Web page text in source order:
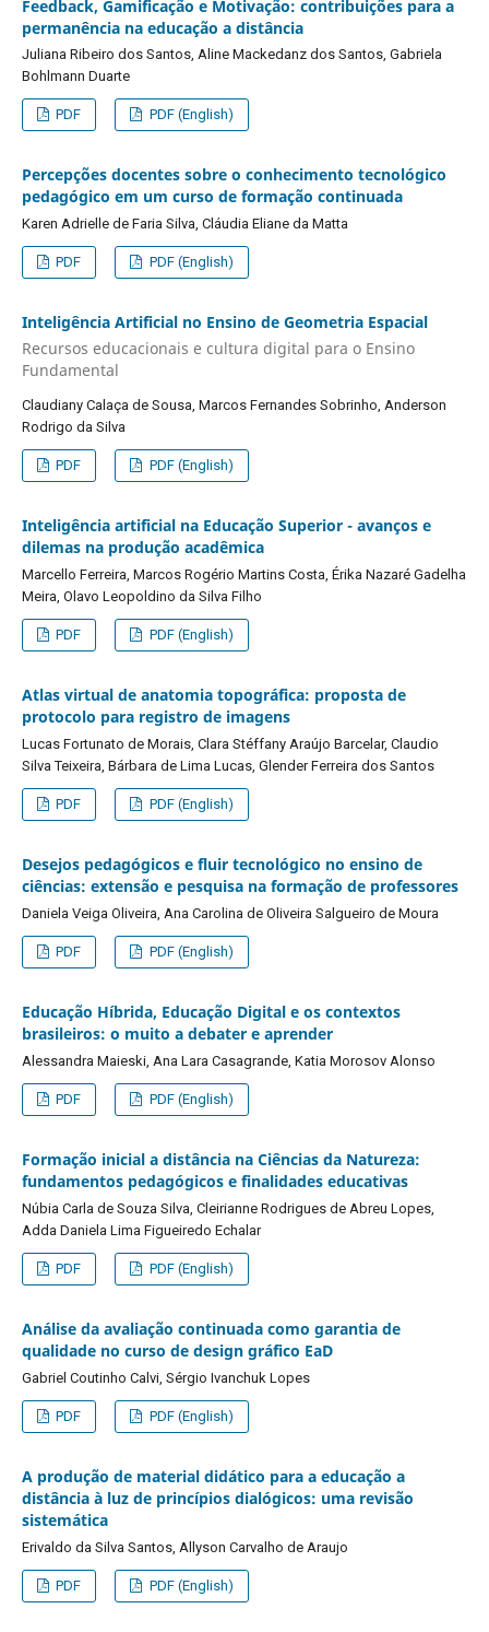
Feedback, Gamificação e Motivação: contribuições para a
permanência na educação a distância
Juliana Ribeiro dos Santos, Aline Mackedanz dos Santos, Gabriela
Bohlmann Duarte
PDF PDF (English)
Percepções docentes sobre o conhecimento tecnológico
pedagógico em um curso de formação continuada
Karen Adrielle de Faria Silva, Cláudia Eliane da Matta
PDF PDF (English)
Inteligência Artificial no Ensino de Geometria Espacial
Recursos educacionais e cultura digital para o Ensino
Fundamental
Claudiany Calaça de Sousa, Marcos Fernandes Sobrinho, Anderson
Rodrigo da Silva
PDF PDF (English)
Inteligência artificial na Educação Superior - avanços e
dilemas na produção acadêmica
Marcello Ferreira, Marcos Rogério Martins Costa, Érika Nazaré Gadelha
Meira, Olavo Leopoldino da Silva Filho
PDF PDF (English)
Atlas virtual de anatomia topográfica: proposta de
protocolo para registro de imagens
Lucas Fortunato de Morais, Clara Stéffany Araújo Barcelar, Claudio
Silva Teixeira, Bárbara de Lima Lucas, Glender Ferreira dos Santos
PDF PDF (English)
Desejos pedagógicos e fluir tecnológico no ensino de
ciências: extensão e pesquisa na formação de professores
Daniela Veiga Oliveira, Ana Carolina de Oliveira Salgueiro de Moura
PDF PDF (English)
Educação Híbrida, Educação Digital e os contextos
brasileiros: o muito a debater e aprender
Alessandra Maieski, Ana Lara Casagrande, Katia Morosov Alonso
PDF PDF (English)
Formação inicial a distância na Ciências da Natureza:
fundamentos pedagógicos e finalidades educativas
Núbia Carla de Souza Silva, Cleirianne Rodrigues de Abreu Lopes,
Adda Daniela Lima Figueiredo Echalar
PDF PDF (English)
Análise da avaliação continuada como garantia de
qualidade no curso de design gráfico EaD
Gabriel Coutinho Calvi, Sérgio Ivanchuk Lopes
PDF PDF (English)
A produção de material didático para a educação a
distância à luz de princípios dialógicos: uma revisão
sistemática
Erivaldo da Silva Santos, Allyson Carvalho de Araujo
PDF PDF (English)